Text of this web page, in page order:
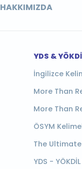
HAKKIMIZDA
YDS &
İngilizce
More Than
More Than
ÖSYM
The
YDS -